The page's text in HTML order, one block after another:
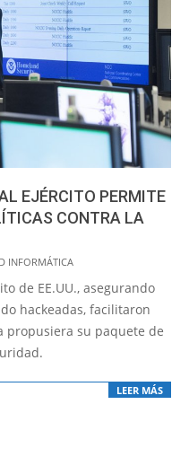
EJÉRCITO PERMITE
CONTRA LA
INFORMÁTICA
de EE.UU., asegurando
hackeadas, facilitaron
propusiera su paquete de
LEER MÁS